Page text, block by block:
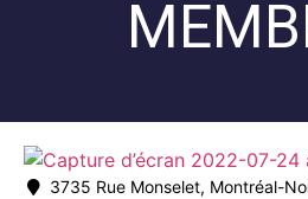
3735 Rue Monselet, Montréal-